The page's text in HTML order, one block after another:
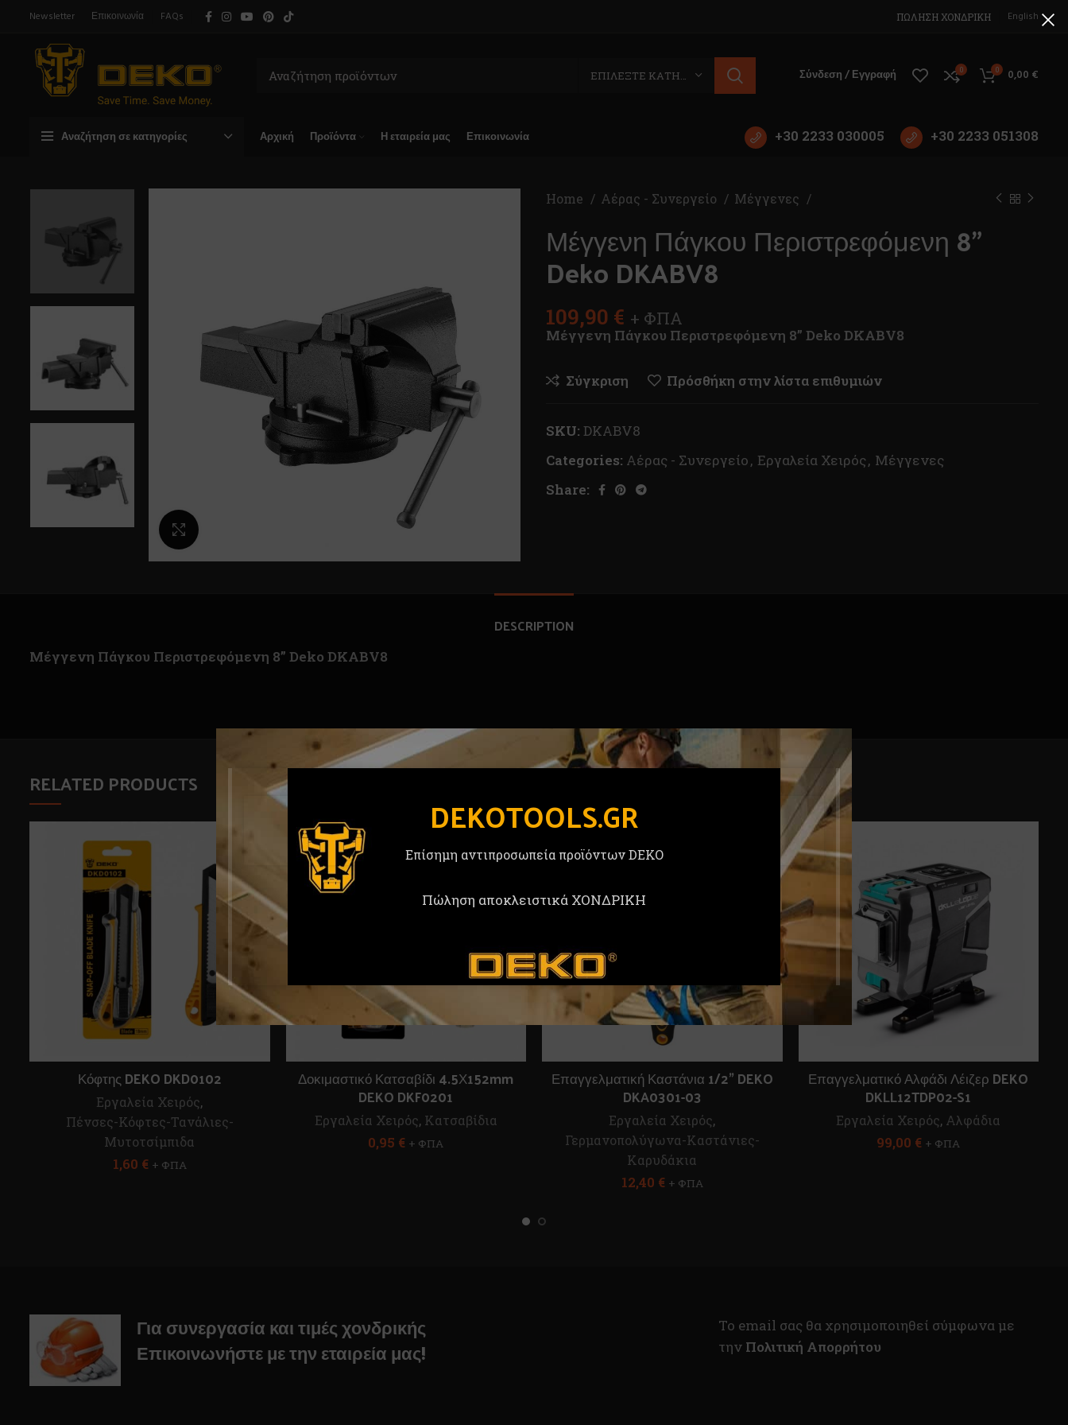
DEKOTOOLS.GR
Επίσημη αντιπροσωπεία προϊόντων DEKO
Πώληση αποκλειστικά ΧΟΝΔΡΙΚΗ
Newsletter Επικοινωνία FAQs ΠΩΛΗΣΗ ΧΟΝΔΡΙΚΗ English
Σύνδεση / Εγγραφή 0 0 0,00 €
Αναζήτηση σε κατηγορίες Αρχική Προϊόντα Η εταιρεία μας Επικοινωνία +30 2233 030005 +30 2233 051308
Κλικ για μεγέθυνση
Home Αέρας - Συνεργείο Μέγγενες
Μέγγενη Πάγκου Περιστρεφόμενη 8”
Deko DKABV8
109,90 € + ΦΠΑ
Μέγγενη Πάγκου Περιστρεφόμενη 8” Deko DKABV8
Σύγκριση Πρόσθήκη στην λίστα επιθυμιών
SKU: DKABV8
Categories: Αέρας - Συνεργείο, Εργαλεία Χειρός, Μέγγενες
Share:
DESCRIPTION
Μέγγενη Πάγκου Περιστρεφόμενη 8” Deko DKABV8
RELATED PRODUCTS
Κόφτης DEKO DKD0102
Εργαλεία Χειρός,
Πένσες-Κόφτες-Τανάλιες-
Μυτοτσίμπιδα
1,60 € + ΦΠΑ
Δοκιμαστικό Κατσαβίδι 4.5Χ152mm
DEKO DKF0201
Εργαλεία Χειρός, Κατσαβίδια
0,95 € + ΦΠΑ
Επαγγελματική Καστάνια 1/2” DEKO
DKA0301-03
Εργαλεία Χειρός,
Γερμανοπολύγωνα-Καστάνιες-
Καρυδάκια
12,40 € + ΦΠΑ
Επαγγελματικό Αλφάδι Λέιζερ DEKO
DKLL12TDP02-S1
Εργαλεία Χειρός, Αλφάδια
99,00 € + ΦΠΑ
Για συνεργασία και τιμές χονδρικής
Επικοινωνήστε με την εταιρεία μας!
To email σας θα χρησιμοποιηθεί σύμφωνα με
την Πολιτική Απορρήτου